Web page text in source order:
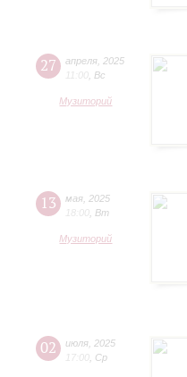
27 апреля 2025
11:00 Вс
Музиторий
13 мая 2025
18:00 Вт
Музиторий
02 июля 2025
17:00 Ср